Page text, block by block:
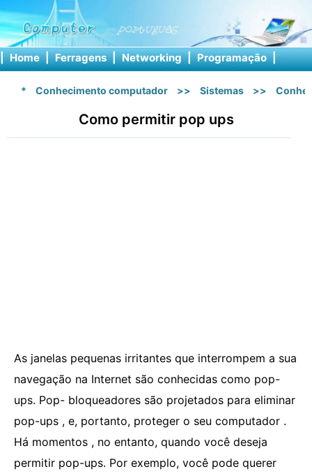
| Home | Ferragens | Networking | Programação |
* Conhecimento computador >> Sistemas >>
Como permitir pop ups
As janelas pequenas irritantes que interrompem a sua
navegação na Internet são conhecidas como pop-
ups. Pop- bloqueadores são projetados para eliminar
pop-ups , e, portanto, proteger o seu computador .
Há momentos , no entanto, quando você deseja
permitir pop-ups. Por exemplo, você pode querer